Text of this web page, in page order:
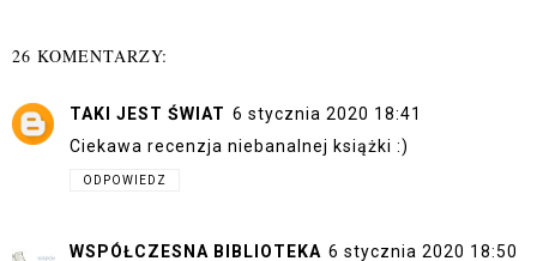
26 KOMENTARZY:
TAKI JEST ŚWIAT 6 stycznia 2020 18:41
Ciekawa recenzja niebanalnej książki :)
ODPOWIEDZ
WSPÓŁCZESNA BIBLIOTEKA 6 stycznia 2020 18:50